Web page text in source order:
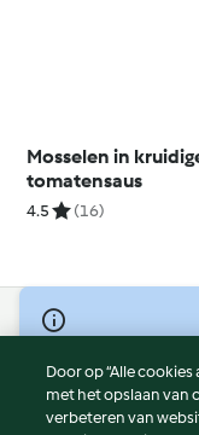
Mosselen in
tomatensaus
4.5 (16)
© Copyright 2026
Privacybeleid
Door op “Alle
met het opslaan van
verbeteren van